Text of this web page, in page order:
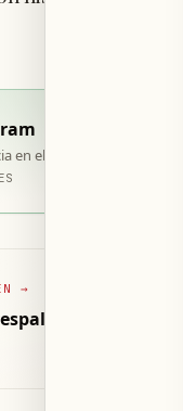
en el momento de su
→